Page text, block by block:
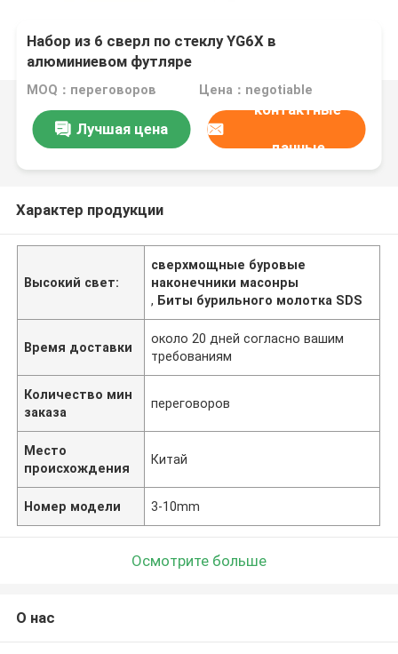
Набор из 6 сверл по стеклу YG6X в
алюминиевом футляре
MOQ：переговоров Цена：negotiable
Лучшая цена
контактные
данные
Характер продукции
Высокий свет:
сверхмощные буровые
наконечники масонры
, Биты бурильного молотка SDS
Время доставки
около 20 дней согласно вашим
требованиям
Количество мин
заказа
переговоров
Место
происхождения
Китай
Номер модели 3-10mm
Осмотрите больше
О нас